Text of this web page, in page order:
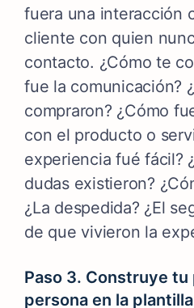
fuera una interacción
cliente con quien
contacto. ¿Cómo te
fue la comunicación?
compraron? ¿Cómo
con el producto o
experiencia fué fácil?
dudas existieron?
¿La despedida? ¿El
de que vivieron la
Paso 3. Construye
persona en la plantilla